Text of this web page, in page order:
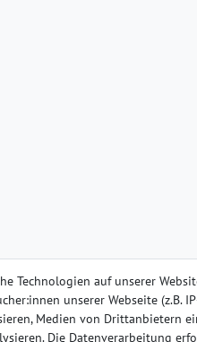
Technologien auf unserer
unserer Webseite (z.B.
Medien von Drittanbietern
Die Datenverarbeitung